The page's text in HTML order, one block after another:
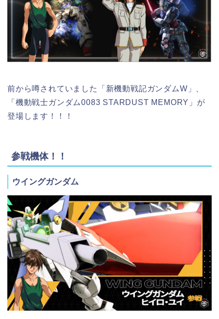
前から噂されていました「新機動戦記ガンダムW」、
「機動戦士ガンダム0083 STARDUST MEMORY」が
登場します！！！
参戦機体！！
ウイングガンダム